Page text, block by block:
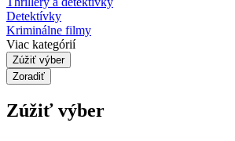
Detektívky
Kriminálne filmy
Viac kategórií
Zúžiť výber
Zoradiť
Zúžiť výber